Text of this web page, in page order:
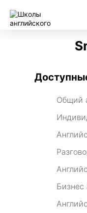
Общий
Бизнес